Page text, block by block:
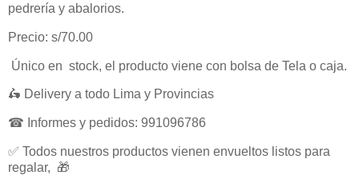
pedrería y abalorios.
Precio: s/70.00
Único en stock, el producto viene con bolsa de Tela o caja.
🛵 Delivery a todo Lima y Provincias
☎ Informes y pedidos: 991096786
✅ Todos nuestros productos vienen envueltos listos para
regalar, 🎁